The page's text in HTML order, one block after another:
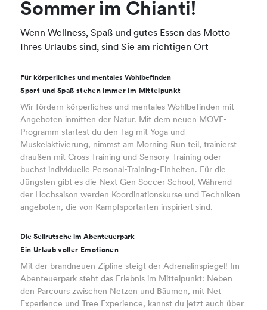
Sommer im Chianti!
Wenn Wellness, Spaß und gutes Essen das Motto
Ihres Urlaubs sind, sind Sie am richtigen Ort
Für körperliches und mentales Wohlbefinden
Sport und Spaß stehen immer im Mittelpunkt
Wir fördern körperliches und mentales Wohlbefinden mit
Angeboten inmitten der Natur. Mit dem neuen MOVE-
Programm startest du den Tag mit Yoga und
Muskelaktivierung, nimmst am Morning Run teil, trainierst
draußen mit Cross Training und Sensory Training oder
buchst individuelle Personal-Training-Einheiten. Für die
Jüngsten gibt es die Next Gen Soccer School, Während
der Hochsaison werden Koordinationskurse und Techniken
angeboten, die von Kampfsportarten inspiriert sind.
Die Seilrutsche im Abenteuerpark
Ein Urlaub voller Emotionen
Mit der brandneuen Zipline steigt der Adrenalinspiegel! Im
Abenteuerpark steht das Erlebnis im Mittelpunkt: Neben
den Parcours zwischen Netzen und Bäumen, mit Net
Experience und Tree Experience, kannst du jetzt auch über